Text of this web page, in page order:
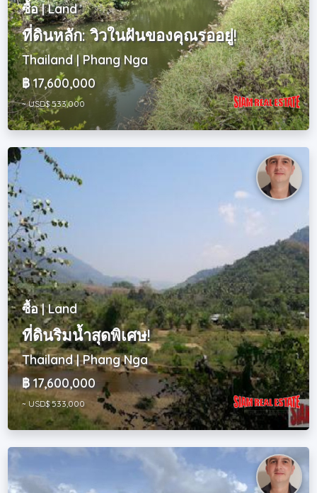
ซื้อ | Land
ที่ดินหลัก: วิวในฝันของคุณรออยู่!
Thailand | Phang Nga
฿ 17,600,000
~ USD$ 533,000
ซื้อ | Land
ที่ดินริมน้ำสุดพิเศษ!
Thailand | Phang Nga
฿ 17,600,000
~ USD$ 533,000